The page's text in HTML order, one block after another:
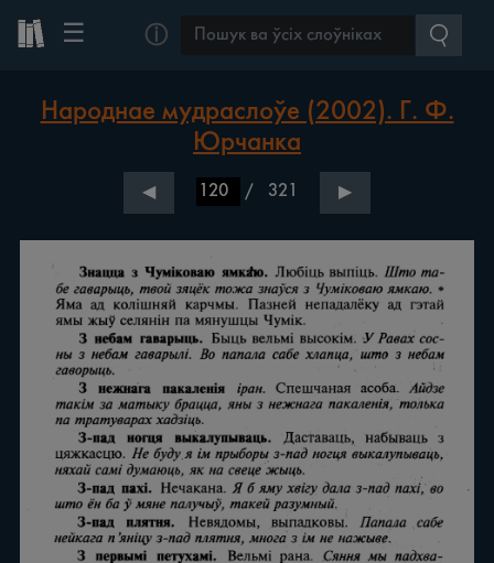
☰ ⓘ
Народнае мудраслоўе (2002). Г. Ф.
Юрчанка
◀ / 321 ▶